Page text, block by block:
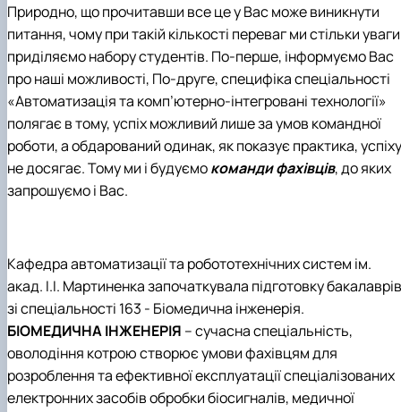
Природно, що прочитавши все це у Вас може виникнути
питання, чому при такій кількості переваг ми стільки уваги
приділяємо набору студентів. По-перше, інформуємо Вас
про наші можливості, По-друге, специфіка спеціальності
«Автоматизація та комп’ютерно-інтегровані технології»
полягає в тому, успіх можливий лише за умов командної
роботи, а обдарований одинак, як показує практика, успіху
не досягає. Тому ми і будуємокоманди фахівців, до яких
запрошуємо і Вас.
Кафедра автоматизації та робототехнічних систем ім.
акад. І.І. Мартиненка започаткувала підготовку бакалаврів
зі спеціальності 163 - Біомедична інженерія.
БІОМЕДИЧНА ІНЖЕНЕРІЯ – сучасна спеціальність,
оволодіння котрою створює умови фахівцям для
розроблення та ефективної експлуатації спеціалізованих
електронних засобів обробки біосигналів, медичної